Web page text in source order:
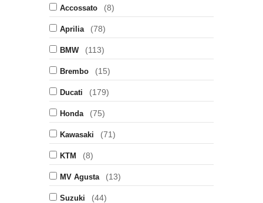
Accossato (8)
Aprilia (78)
BMW (113)
Brembo (15)
Ducati (179)
Honda (75)
Kawasaki (71)
KTM (8)
MV Agusta (13)
Suzuki (44)